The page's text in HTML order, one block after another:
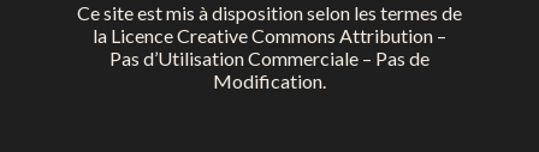
Ce site est mis à disposition selon les termes de
la Licence Creative Commons Attribution –
Pas d’Utilisation Commerciale – Pas de
Modification.